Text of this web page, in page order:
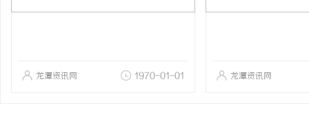
龙潭资讯网 1970-01-01 龙潭资讯网